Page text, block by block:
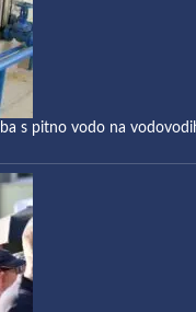
s pitno vodo na